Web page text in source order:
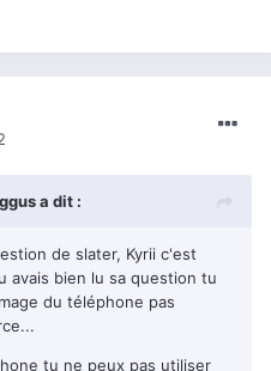
a dit :
de slater, Kyrii c'est
avais bien lu sa question tu
du téléphone pas
tu ne peux pas utiliser